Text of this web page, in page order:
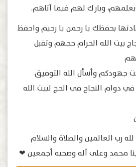
بعلمهم، وبارك لهم فيما آتاهم.
بحفظك يا رحمن يا رحيم واحفظ
بيت الله الحرام حجهم وتقبل
جهودكم وأسأل الله التوفيق
دوام النجاح في الحج لبيت الله
رب العالمين والصلاة والسلام
محمد وعلى آله وصحبه أجمعين ❤